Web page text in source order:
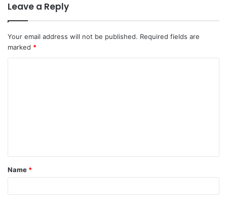
Leave a Reply
Your email address will not be published. Required fields are
marked *
t
*
Name *